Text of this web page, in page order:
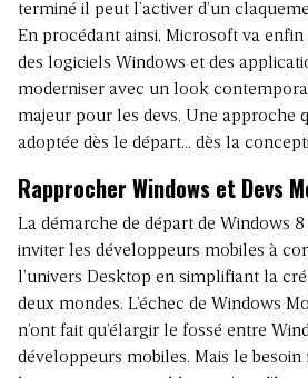
terminé il peut l’activer d’un
En procédant ainsi, Microsoft va enfin
des logiciels Windows et des
moderniser avec un look
majeur pour les devs. Une approche
adoptée dès le départ… dès la
Rapprocher Windows et Devs
La démarche de départ de Windows 8
inviter les développeurs mobiles à
l’univers Desktop en simplifiant la
deux mondes. L’échec de Windows
n’ont fait qu’élargir le fossé entre
développeurs mobiles. Mais le besoin